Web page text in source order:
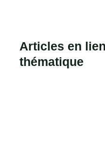
Articles en
thématique